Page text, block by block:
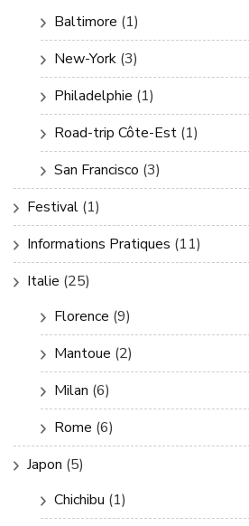
Baltimore (1)
New-York (3)
Philadelphie (1)
Road-trip Côte-Est (1)
San Francisco (3)
Festival (1)
Informations Pratiques (11)
Italie (25)
Florence (9)
Mantoue (2)
Milan (6)
Rome (6)
Japon (5)
Chichibu (1)